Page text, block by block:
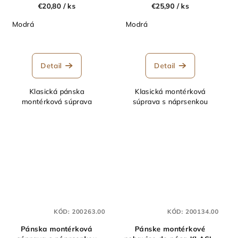
€20,80 / ks
Modrá
Detail
Klasická pánska
montérková súprava
€25,90 / ks
Modrá
Detail
Klasická montérková
súprava s náprsenkou
Pánska montérková
KÓD: 200263.00
Pánske montérkové
KÓD: 200134.00